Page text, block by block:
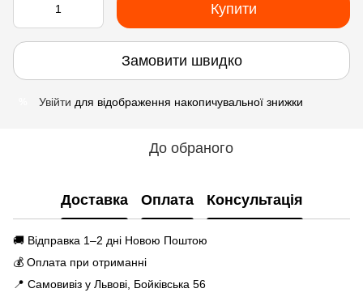
Купити
Замовити швидко
Увійти для відображення накопичувальної знижки
До обраного
Доставка Оплата Консультація
🚚 Відправка 1–2 дні Новою Поштою
💰 Оплата при отриманні
📍 Самовивіз у Львові, Бойківська 56